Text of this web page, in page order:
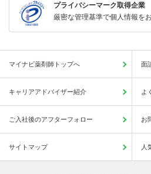
プライバシーマーク取得企業
厳密な管理基準で個人情報を
マイナビ薬剤師トップへ 面
キャリアアドバイザー紹介 よ
ご入社後のアフターフォロー お
サイトマップ 人